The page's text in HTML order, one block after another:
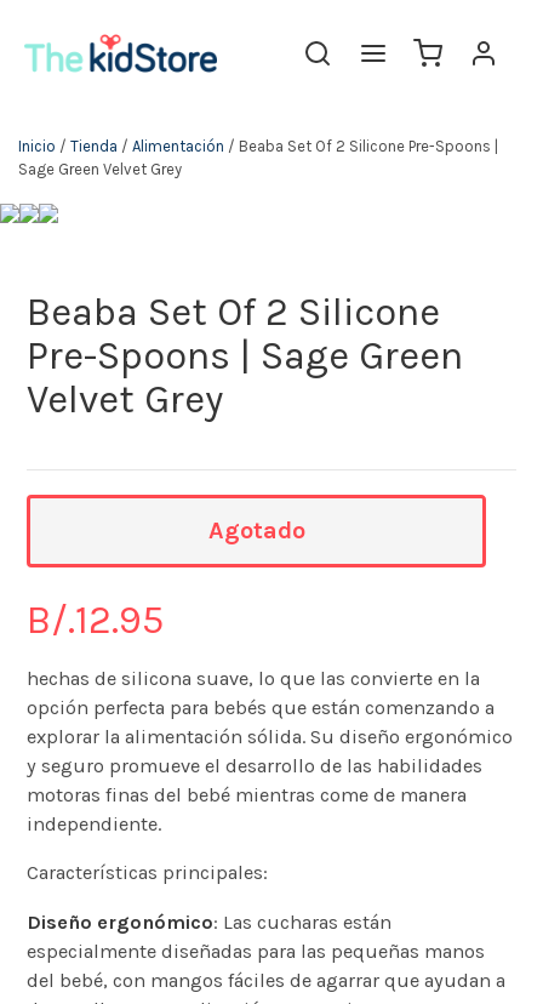
Inicio / Tienda / Alimentación / Beaba Set Of 2 Silicone Pre-Spoons |
Sage Green Velvet Grey
Beaba Set Of 2 Silicone
Pre-Spoons | Sage Green
Velvet Grey
B/.12.95
hechas de silicona suave, lo que las convierte en la
opción perfecta para bebés que están comenzando a
explorar la alimentación sólida. Su diseño ergonómico
y seguro promueve el desarrollo de las habilidades
motoras finas del bebé mientras come de manera
independiente.
Características principales:
Diseño ergonómico: Las cucharas están
especialmente diseñadas para las pequeñas manos
del bebé, con mangos fáciles de agarrar que ayudan a
Agotado